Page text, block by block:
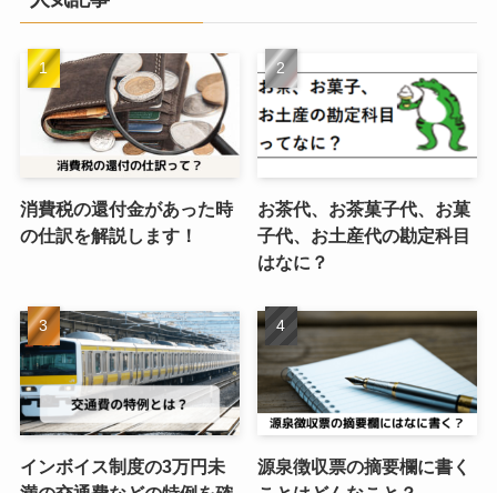
消費税の還付金があった時
の仕訳を解説します！
お茶代、お茶菓子代、お菓
子代、お土産代の勘定科目
はなに？
インボイス制度の3万円未
源泉徴収票の摘要欄に書く